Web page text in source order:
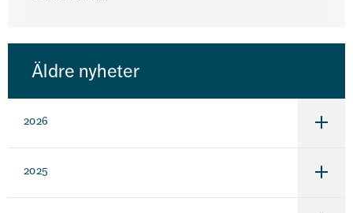
bakifrån.
Äldre nyheter
2026
2025